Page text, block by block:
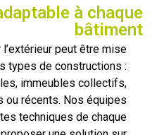
à chaque
bâtiment
peut être mise
types de constructions :
immeubles collectifs,
ou récents. Nos équipes
techniques de chaque